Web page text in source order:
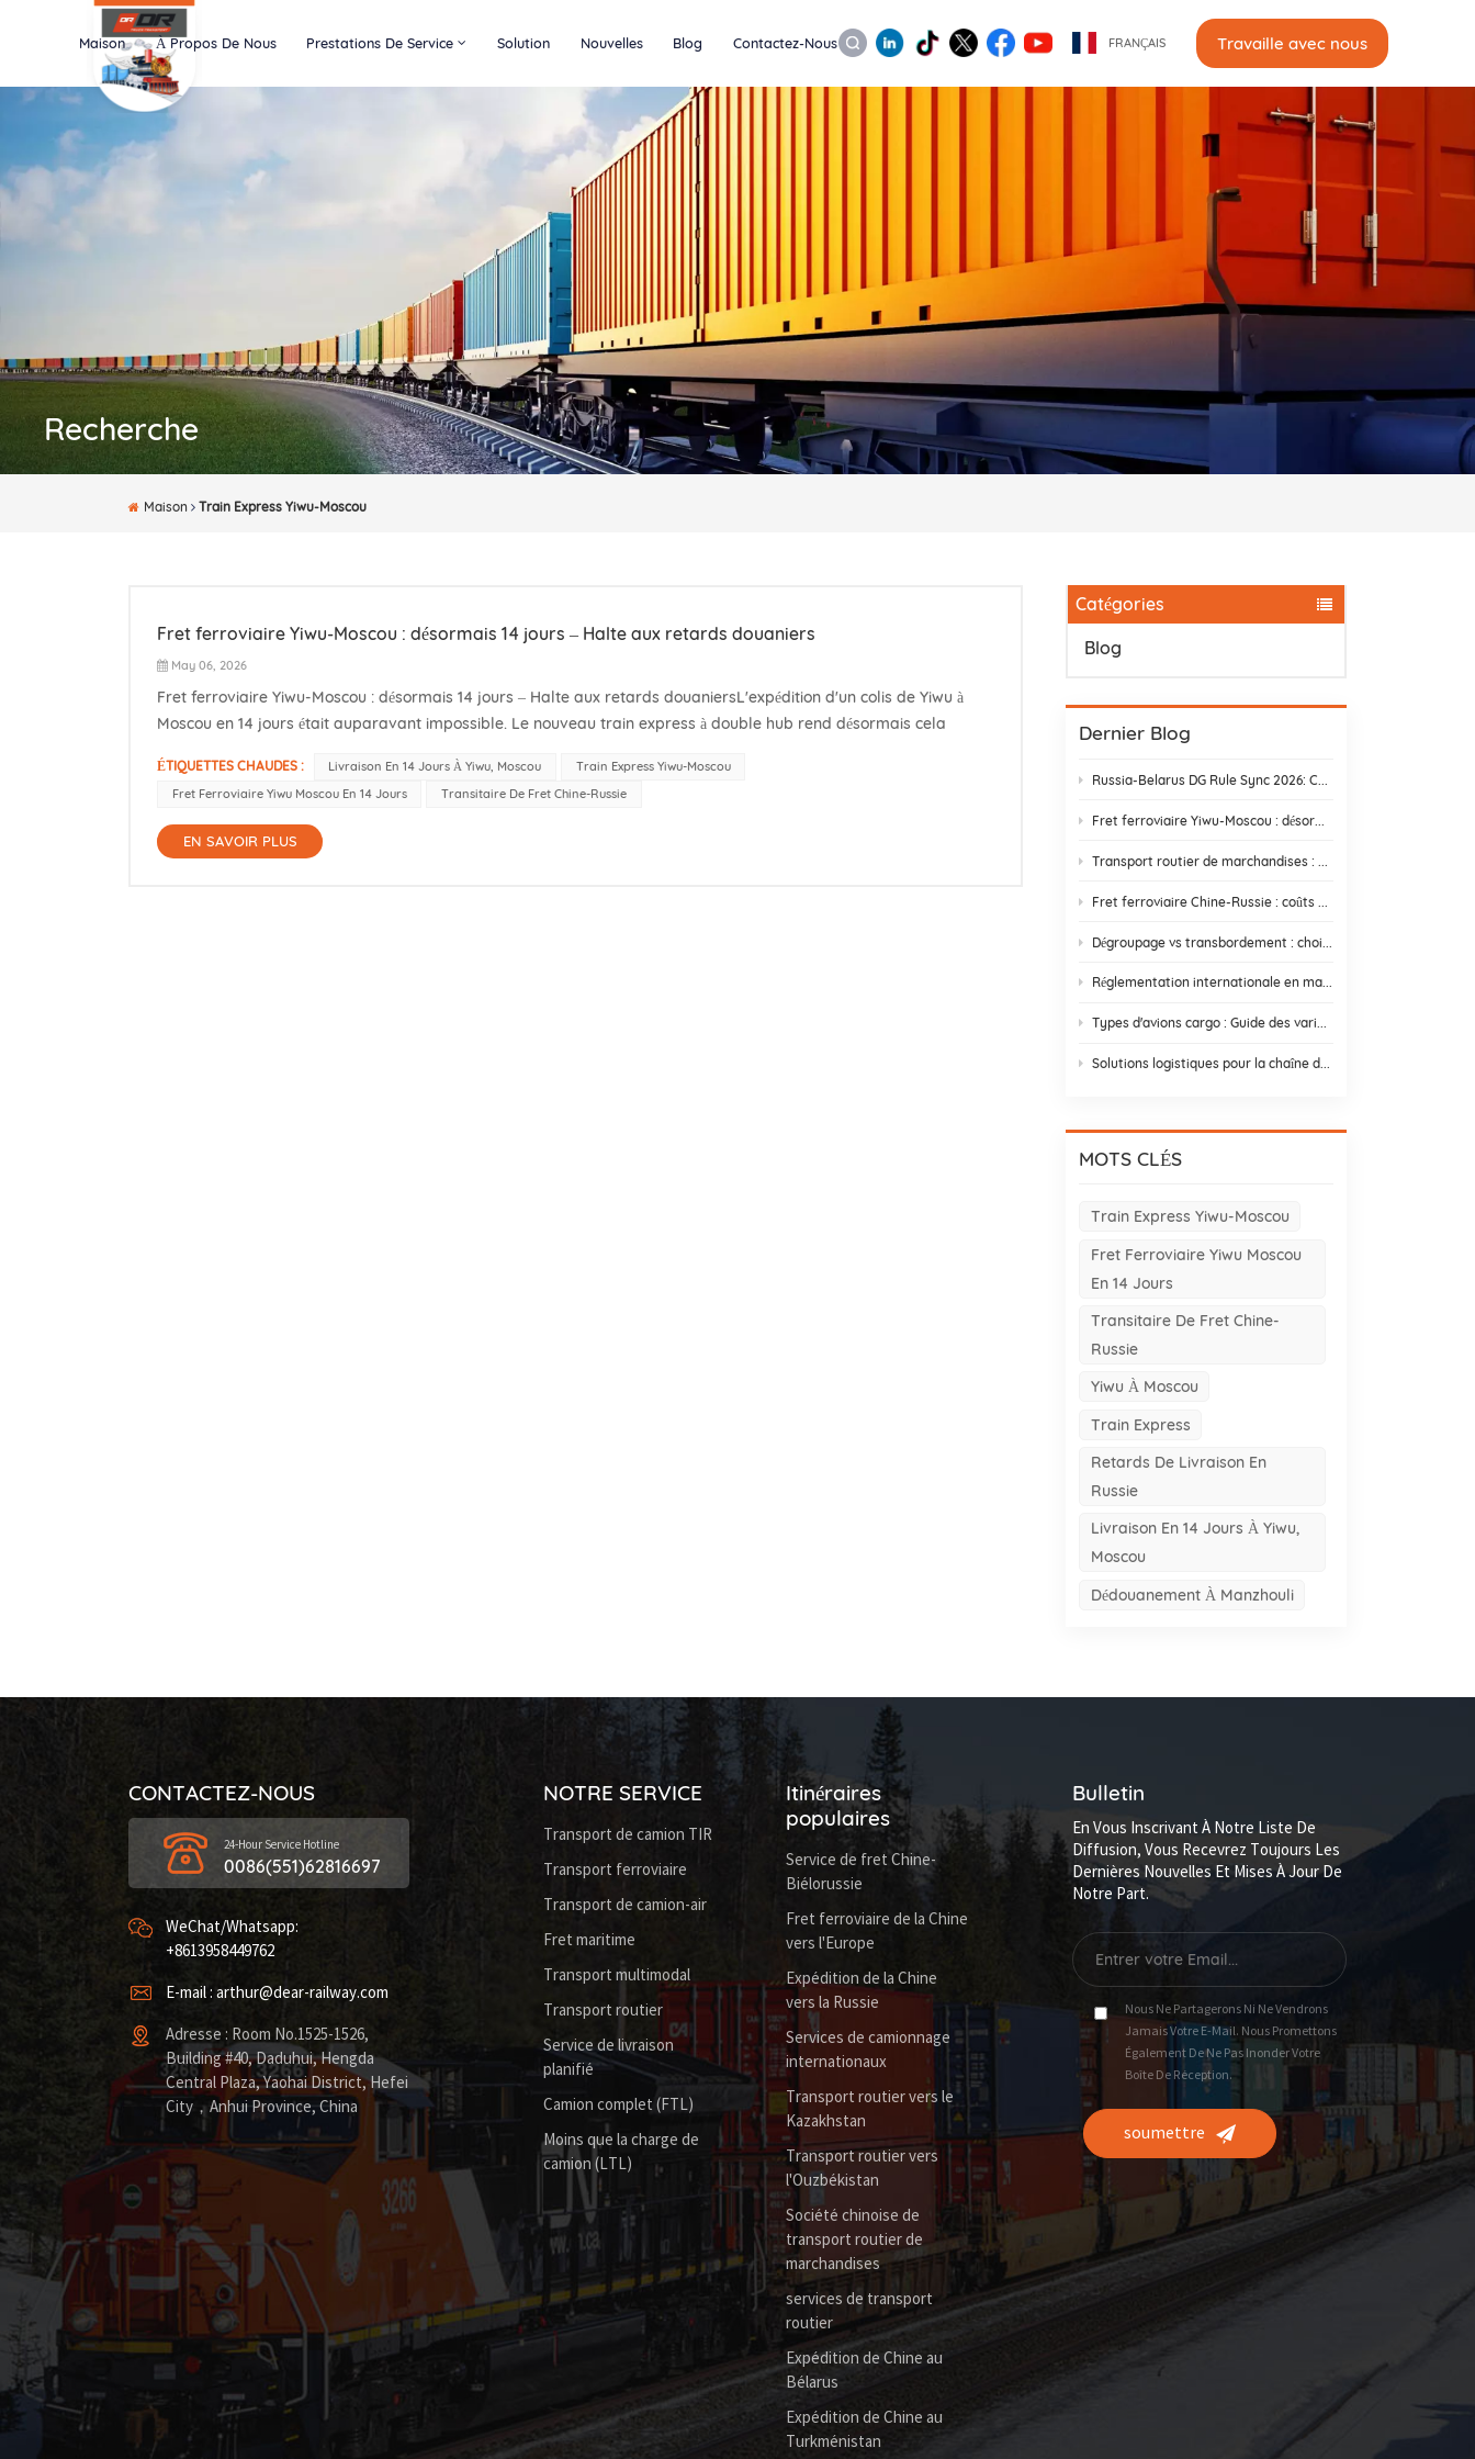
Maison À Propos De Nous Prestations De Service Solution Nouvelles Blog Contactez-Nous FRANÇAIS Travaille avec nous
Recherche
Maison Train Express Yiwu-Moscou
Catégories
Blog
Dernier Blog
Réglementation internationale en matière d'expédition et de conformité e-commerce | DR Trans
Types d'avions cargo : Guide des variantes d'avions cargo pour le commerce Asie-Europe
Solutions logistiques pour la chaîne du froid : 9 éléments essentiels et stratégies de conception
MOTS CLÉS
Train Express Yiwu-Moscou
Fret Ferroviaire Yiwu Moscou
En 14 Jours
Transitaire De Fret Chine-
Russie
Yiwu À Moscou
Train Express
Retards De Livraison En
Russie
Livraison En 14 Jours À Yiwu,
Moscou
Dédouanement À Manzhouli
Fret ferroviaire Yiwu-Moscou : désormais 14 jours – Halte aux retards douaniers
May 06, 2026
Fret ferroviaire Yiwu-Moscou : désormais 14 jours – Halte aux retards douaniersL'expédition d'un colis de Yiwu à
Moscou en 14 jours était auparavant impossible. Le nouveau train express à double hub rend désormais cela
ÉTIQUETTES CHAUDES : Livraison En 14 Jours À Yiwu, Moscou
Train Express Yiwu-Moscou
Fret Ferroviaire Yiwu Moscou En 14 Jours
Transitaire De Fret Chine-Russie
EN SAVOIR PLUS
CONTACTEZ-NOUS
24-Hour Service Hotline
0086(551)62816697
WeChat/Whatsapp:
+8613958449762
E-mail : arthur@dear-railway.com
Adresse : Room No.1525-1526,
Building #40, Daduhui, Hengda
Central Plaza, Yaohai District, Hefei
City，Anhui Province, China
NOTRE SERVICE
Transport de camion TIR
Transport ferroviaire
Transport de camion-air
Fret maritime
Transport multimodal
Transport routier
Service de livraison
planifié
Camion complet (FTL)
Moins que la charge de
camion (LTL)
Itinéraires
populaires
Service de fret Chine-
Biélorussie
Fret ferroviaire de la Chine
vers l'Europe
Expédition de la Chine
vers la Russie
Services de camionnage
internationaux
Transport routier vers le
Kazakhstan
Transport routier vers
l'Ouzbékistan
Société chinoise de
transport routier de
marchandises
services de transport
routier
Expédition de Chine au
Bélarus
Expédition de Chine au
Turkménistan
Bulletin
En Vous Inscrivant À Notre Liste De
Diffusion, Vous Recevrez Toujours Les
Dernières Nouvelles Et Mises À Jour De
Notre Part.
Nous Ne Partagerons Ni Ne Vendrons
Jamais Votre E-Mail. Nous Promettons
Également De Ne Pas Inonder Votre
Boîte De Réception.
soumettre